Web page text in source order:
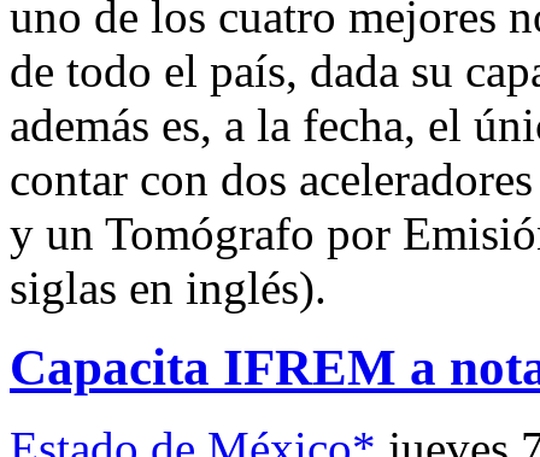
uno de los cuatro mejores
de todo el país, dada su
además es, a la fecha, el
contar con dos
y un Tomógrafo por
siglas en inglés).
Capacita IFREM a